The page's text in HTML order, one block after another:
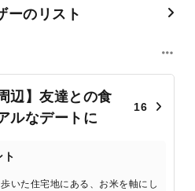
ーのリスト
辺】友達との食
ルなデートに
16
ト
いた住宅地にある、お米を軸にし